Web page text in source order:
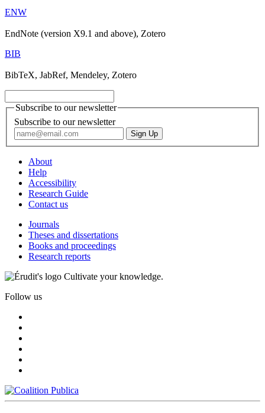
ENW
EndNote (version X9.1 and above), Zotero
BIB
BibTeX, JabRef, Mendeley, Zotero
Subscribe to our newsletter
Subscribe to our newsletter
About
Help
Accessibility
Research Guide
Contact us
Journals
Theses and dissertations
Books and proceedings
Research reports
Cultivate your knowledge.
Follow us